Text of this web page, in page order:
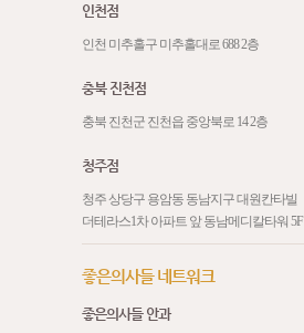
인천점
인천 미추홀구 미추홀대로 688 2층
충북 진천점
충북 진천군 진천읍 중앙북로 14 2층
청주점
청주 상당구 용암동 동남지구 대원칸타빌
더테라스1차 아파트 앞 동남메디칼타워 5F
좋은의사들 네트워크
좋은의사들 안과